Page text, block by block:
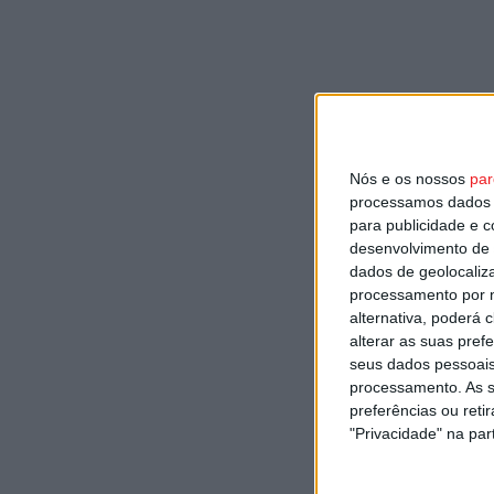
Nós e os nossos
processamos
para publicidade e
desenvolvimento de
dados de
processamento por
alternativa, poderá
alterar as suas
seus dados
processamento. As
preferências ou
"Privacidade" na